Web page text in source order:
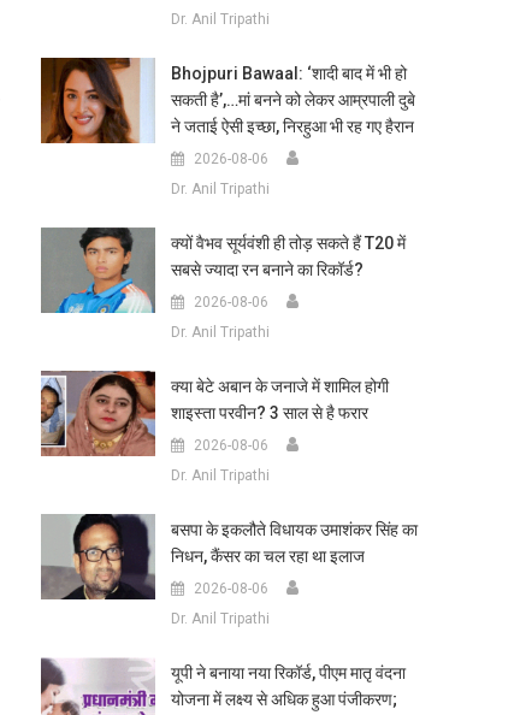
Dr. Anil Tripathi
Bhojpuri Bawaal: ‘शादी बाद में भी हो
सकती है’,…मां बनने को लेकर आम्रपाली दुबे
ने जताई ऐसी इच्छा, निरहुआ भी रह गए हैरान
2026-08-06
Dr. Anil Tripathi
क्यों वैभव सूर्यवंशी ही तोड़ सकते हैं T20 में
सबसे ज्यादा रन बनाने का रिकॉर्ड?
2026-08-06
Dr. Anil Tripathi
क्या बेटे अबान के जनाजे में शामिल होगी
शाइस्ता परवीन? 3 साल से है फरार
2026-08-06
Dr. Anil Tripathi
बसपा के इकलौते विधायक उमाशंकर सिंह का
निधन, कैंसर का चल रहा था इलाज
2026-08-06
Dr. Anil Tripathi
यूपी ने बनाया नया रिकॉर्ड, पीएम मातृ वंदना
योजना में लक्ष्य से अधिक हुआ पंजीकरण;